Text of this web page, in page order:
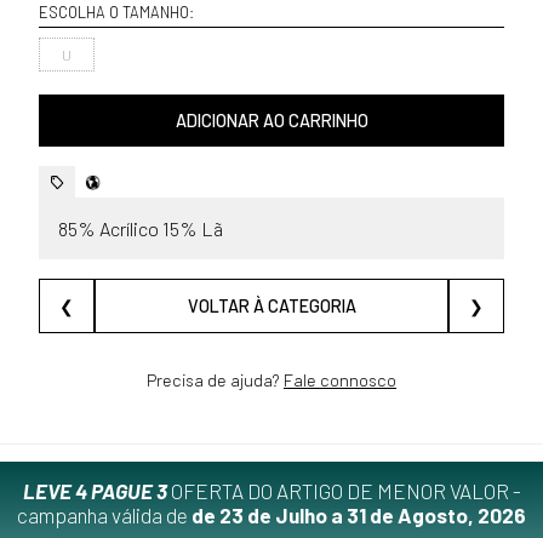
ESCOLHA O TAMANHO:
U
ADICIONAR AO CARRINHO
85% Acrílico 15% Lã
❮ VOLTAR À CATEGORIA ❯
Precisa de ajuda? Fale connosco
LEVE 4 PAGUE 3OFERTA DO ARTIGO DE MENOR VALOR -
campanha válida de de 23 de Julho a 31 de Agosto, 2026